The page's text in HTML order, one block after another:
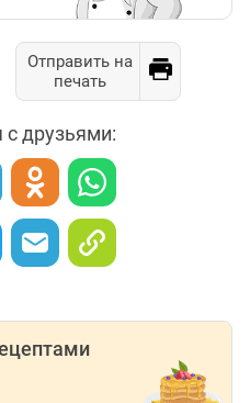
Отправить на
печать
с друзьями: